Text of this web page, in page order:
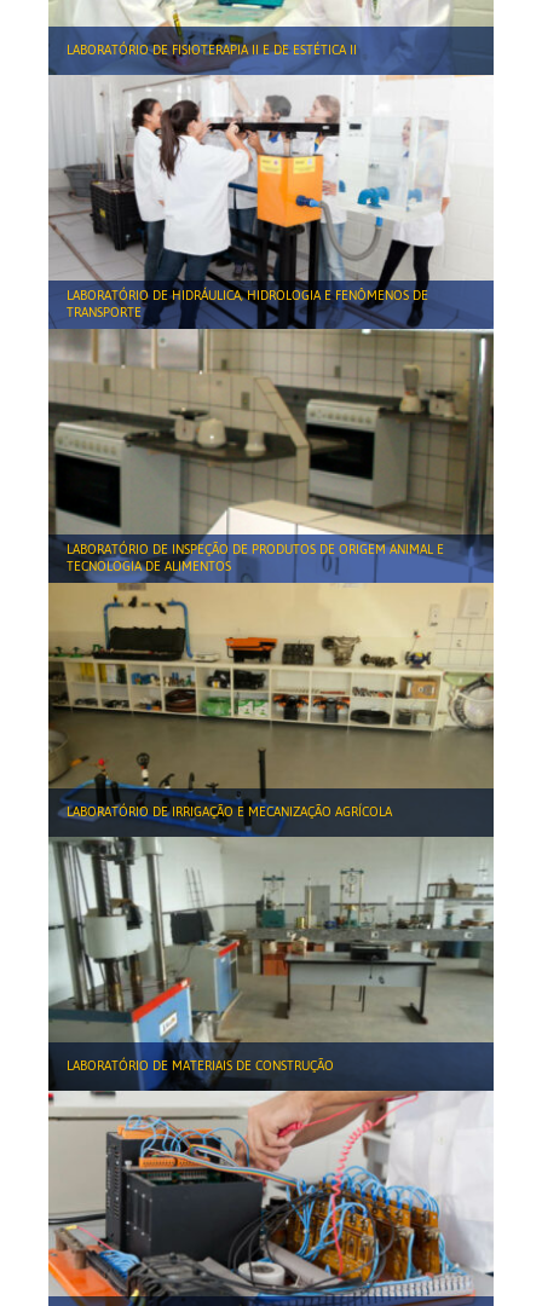
LABORATÓRIO DE FISIOTERAPIA II E DE ESTÉTICA II
LABORATÓRIO DE HIDRÁULICA, HIDROLOGIA E FENÔMENOS DE
TRANSPORTE
LABORATÓRIO DE INSPEÇÃO DE PRODUTOS DE ORIGEM ANIMAL E
TECNOLOGIA DE ALIMENTOS
LABORATÓRIO DE IRRIGAÇÃO E MECANIZAÇÃO AGRÍCOLA
LABORATÓRIO DE MATERIAIS DE CONSTRUÇÃO